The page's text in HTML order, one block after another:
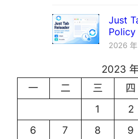
Just
Policy
2026
2023
一
二 三 四
1
2
6
7 8 9